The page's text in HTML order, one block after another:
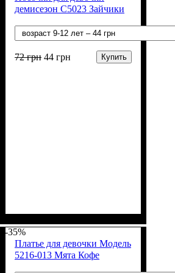
демисезон С5023 Зайчики
72грн 44 грн Купить
Спандекс, Лайкра
Терракотовый
-35%
Платье для девочки Модель
5216-013 Мята Кофе